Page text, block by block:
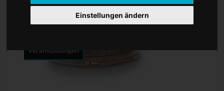
Einstellungen ändern
Veranstaltungen